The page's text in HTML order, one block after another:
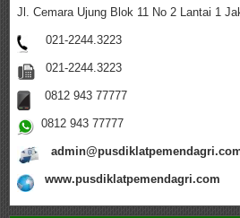
Jl. Cemara Ujung Blok 11 No 2 Lantai 1
021-2244.3223
021-2244.3223
0812 943 77777
0812 943 77777
www.pusdiklatpemendagri.com